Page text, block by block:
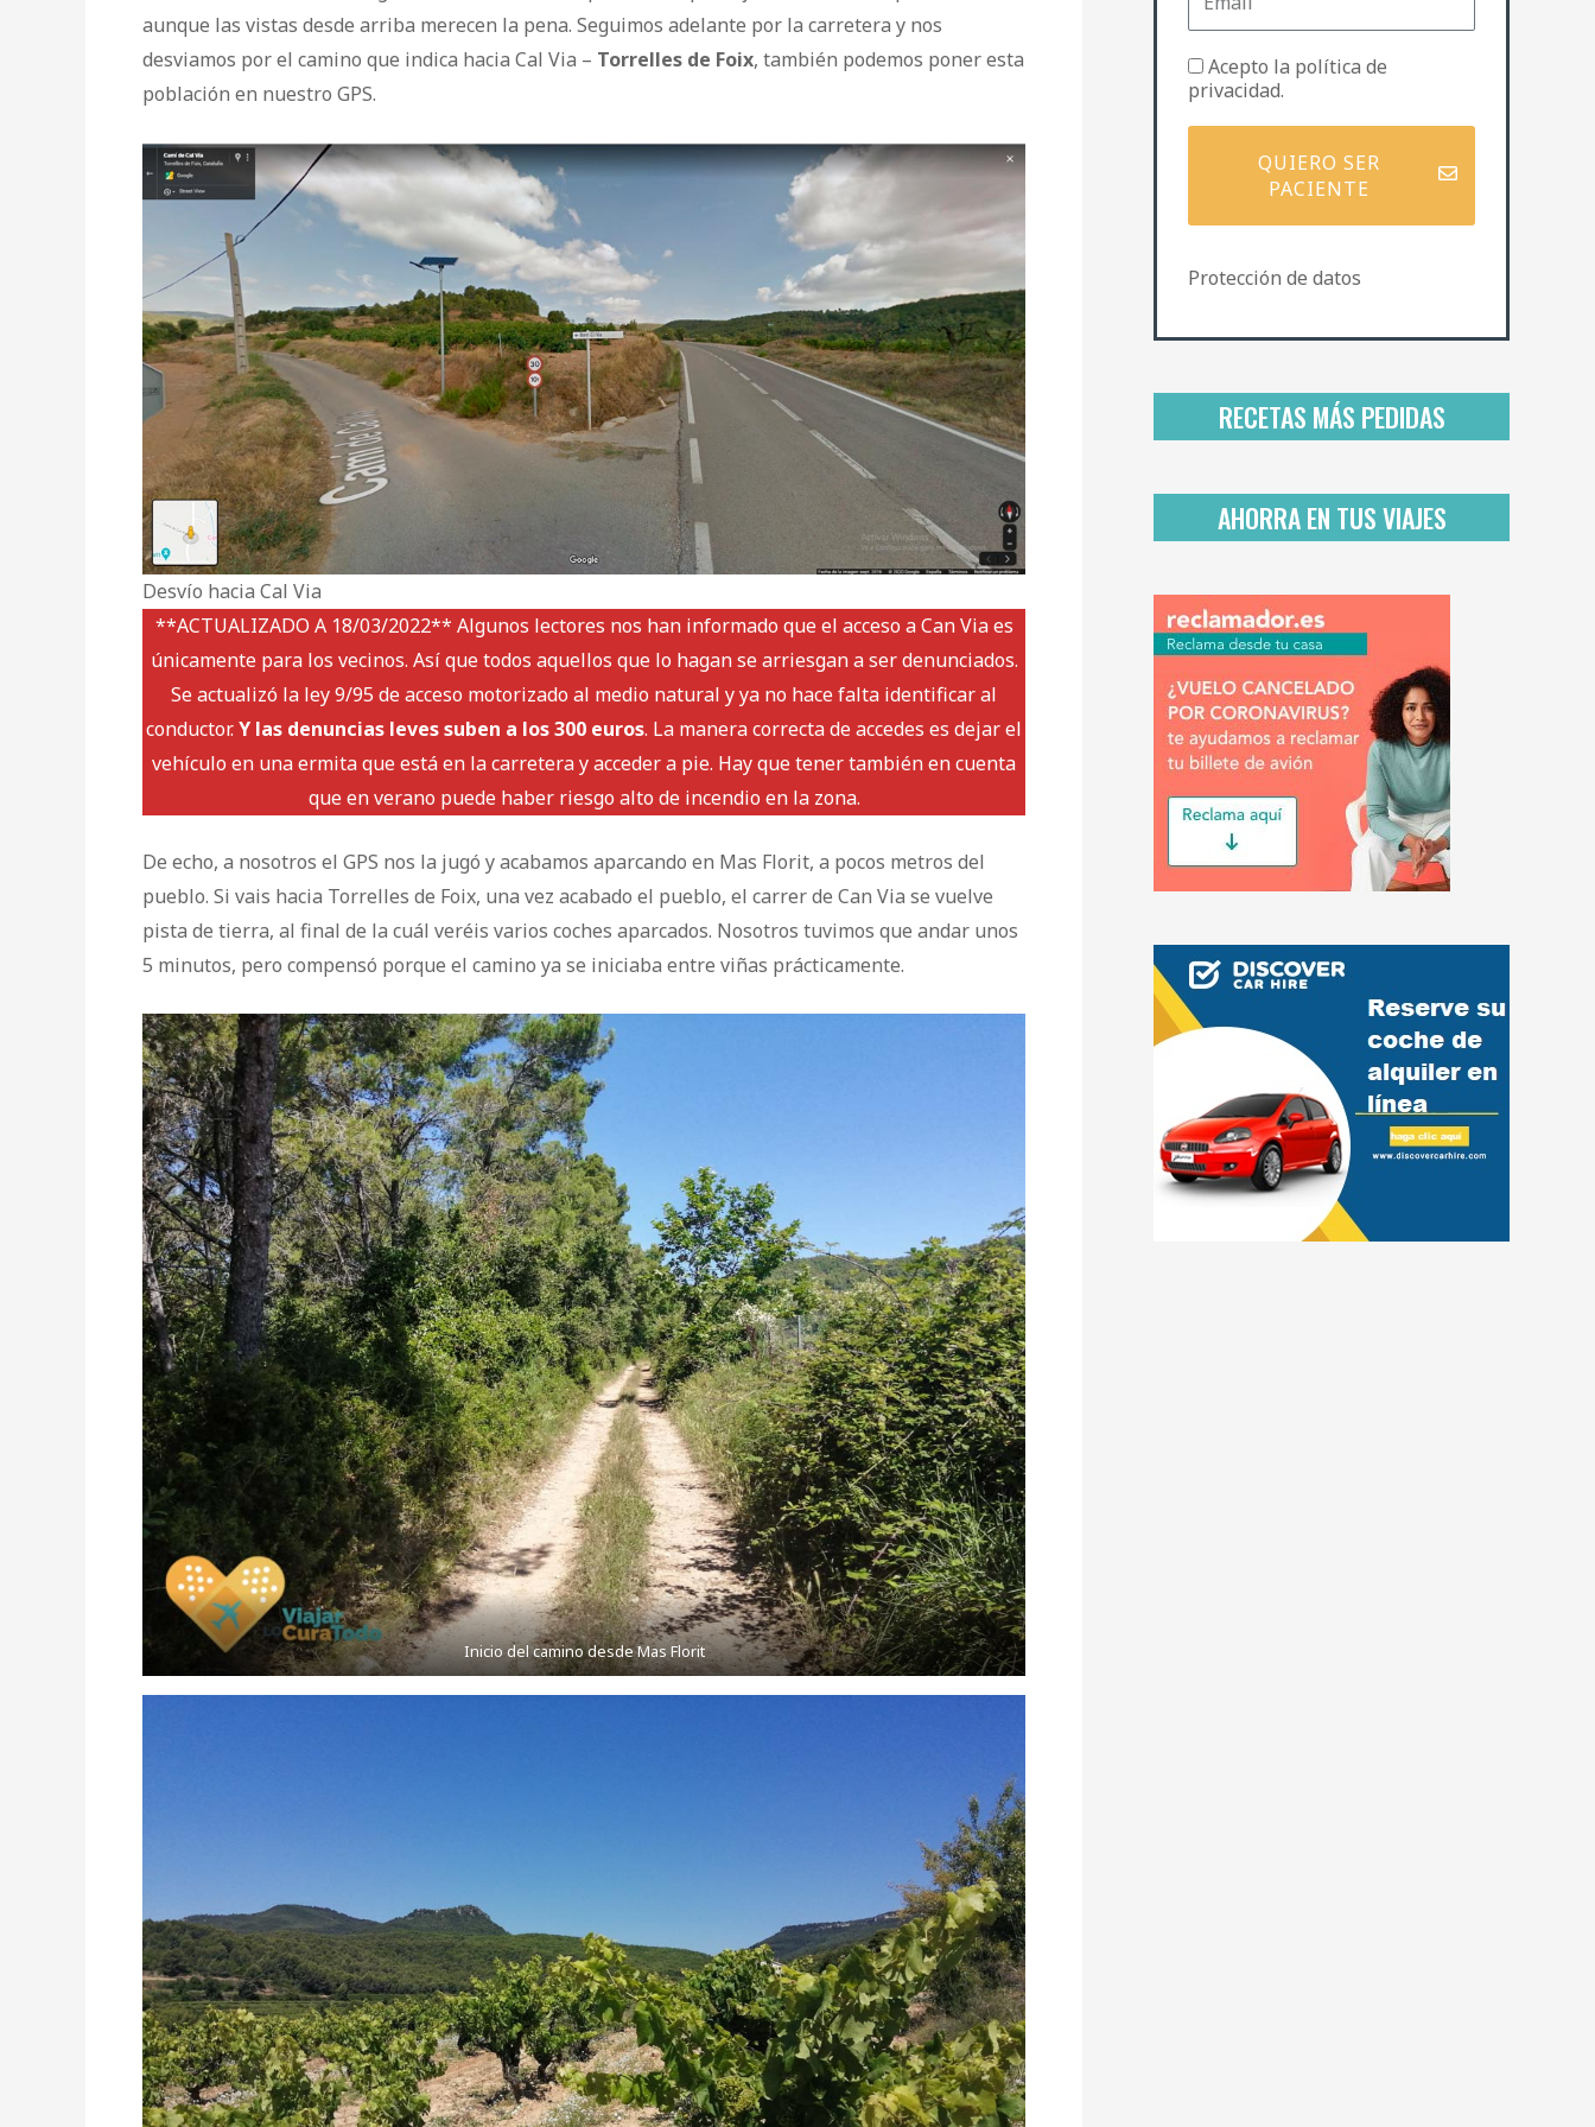
aunque las vistas desde arriba merecen la pena. Seguimos adelante por la carretera y nos
desviamos por el camino que indica hacia Cal Via – Torrelles de Foix, también podemos poner esta
población en nuestro GPS.
Desvío hacia Cal Via
**ACTUALIZADO A 18/03/2022** Algunos lectores nos han informado que el acceso a Can Via es
únicamente para los vecinos. Así que todos aquellos que lo hagan se arriesgan a ser denunciados.
Se actualizó la ley 9/95 de acceso motorizado al medio natural y ya no hace falta identificar al
conductor.Y las denuncias leves suben a los 300 euros. La manera correcta de accedes es dejar el
vehículo en una ermita que está en la carretera y acceder a pie. Hay que tener también en cuenta
que en verano puede haber riesgo alto de incendio en la zona.
De echo, a nosotros el GPS nos la jugó y acabamos aparcando en Mas Florit, a pocos metros del
pueblo. Si vais hacia Torrelles de Foix, una vez acabado el pueblo, el carrer de Can Via se vuelve
pista de tierra, al final de la cuál veréis varios coches aparcados. Nosotros tuvimos que andar unos
5 minutos, pero compensó porque el camino ya se iniciaba entre viñas prácticamente.
Inicio del camino desde Mas Florit
ea
i
l
P
o
í
a
e
i
a
i
a
Acepto la política de
privacidad.
QUIERO SER
PACIENTE
Protección de datos
RECETAS MÁS PEDIDAS
AHORRA EN TUS VIAJES